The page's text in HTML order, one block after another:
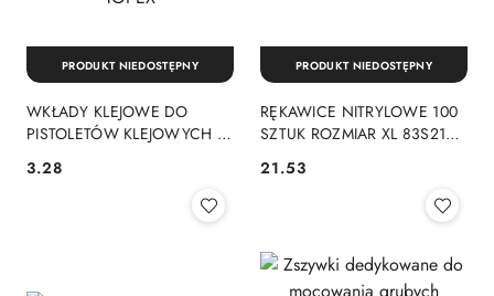
WKŁADY KLEJOWE DO
PISTOLETÓW KLEJOWYCH 8
SZTUK 42E181 TOPEX
Cena:
3.28
PRODUKT NIEDOSTĘPNY
RĘKAWICE NITRYLOWE 100
SZTUK ROZMIAR XL 83S217-
Cena:
21.53
PRODUKT NIEDOSTĘPNY